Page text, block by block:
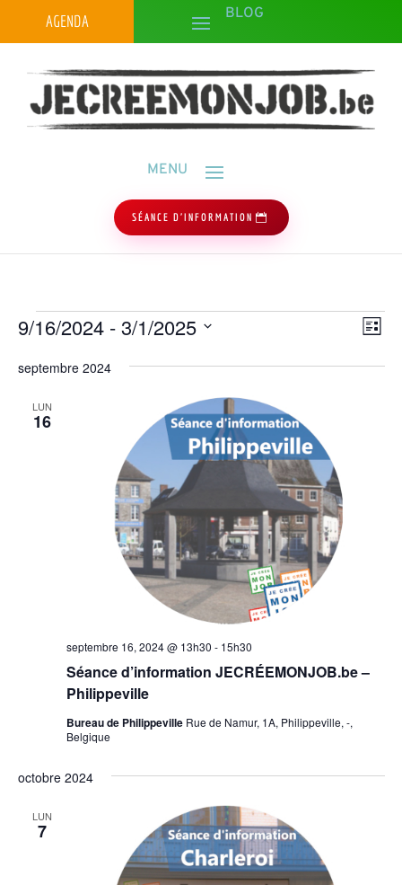
AGENDA
SÉANCE D'INFORMATION
Évènements
de
vues
Liste
9/16/2024 - 3/1/2025
une
septembre 2024
LUN
16
Séance d’information JECRÉEMONJOB.be –
Philippeville
septembre 16, 2024 @ 13h30 - 15h30
Bureau de Philippeville Rue de Namur, 1A, Philippeville, -,
Belgique
octobre 2024
LUN
7